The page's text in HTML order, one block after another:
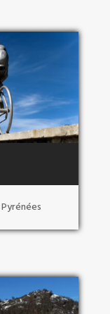
Pyrénées